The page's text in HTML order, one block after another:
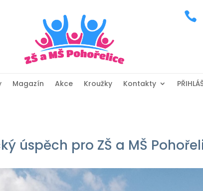

Magazín Akce Kroužky Kontakty
úspěch pro ZŠ a MŠ